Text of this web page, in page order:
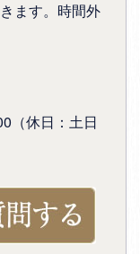
ます。時間外
（休日：土日